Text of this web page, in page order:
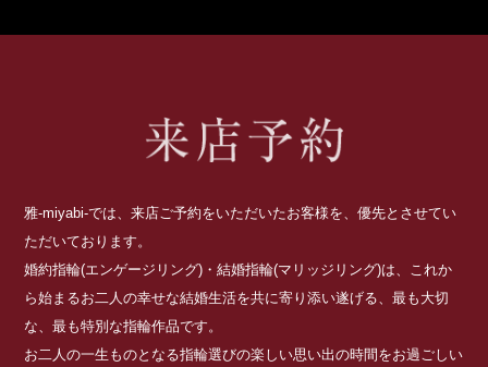
雅-miyabi-では、来店ご予約をいただいたお客様を、優先とさせてい
ただいております。
婚約指輪(エンゲージリング)・結婚指輪(マリッジリング)は、これか
ら始まるお二人の幸せな結婚生活を共に寄り添い遂げる、最も大切
な、最も特別な指輪作品です。
お二人の一生ものとなる指輪選びの楽しい思い出の時間をお過ごしい